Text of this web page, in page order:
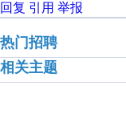
回复 引用 举报
热门招聘
相关主题